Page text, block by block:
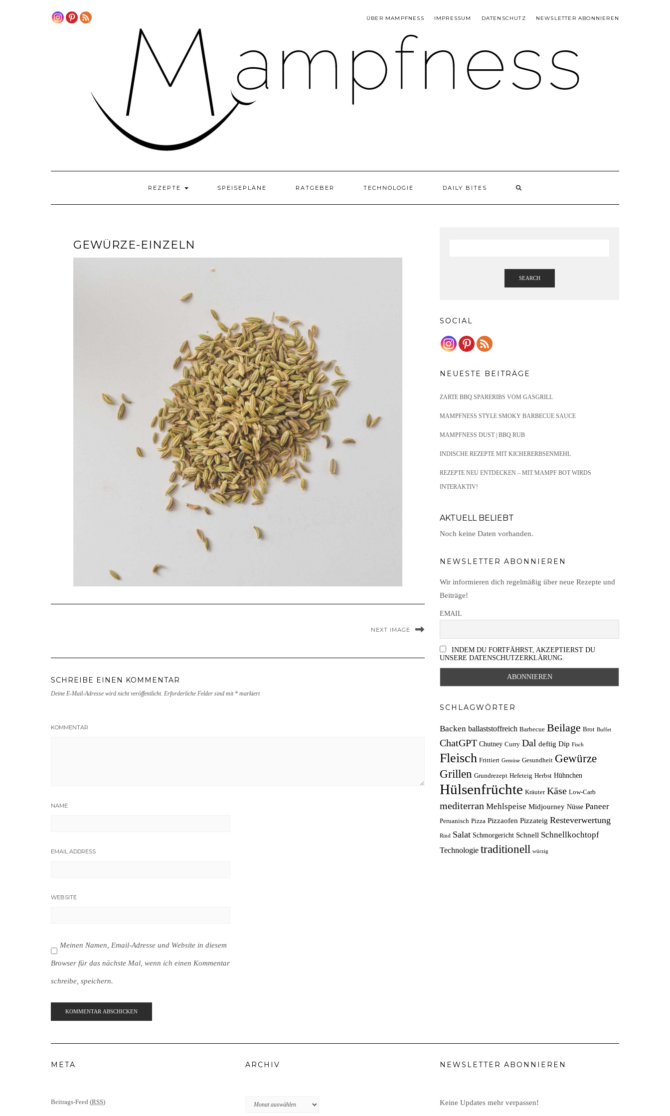
ÜBER MAMPFNESS IMPRESSUM DATENSCHUTZ NEWSLETTER ABONNIEREN
REZEPTE SPEISEPLÄNE RATGEBER TECHNOLOGIE DAILY BITES
GEWÜRZE-EINZELN
NEXT IMAGE
SCHREIBE EINEN KOMMENTAR
Deine E-Mail-Adresse wird nicht veröffentlicht. Erforderliche Felder sind mit * markiert
KOMMENTAR
NAME
EMAIL ADDRESS
WEBSITE
Meinen Namen, Email-Adresse und Website in diesem
Browser für das nächste Mal, wenn ich einen Kommentar
schreibe, speichern.
SEARCH
SOCIAL
NEUESTE BEITRÄGE
ZARTE BBQ SPARERIBS VOM GASGRILL
MAMPFNESS STYLE SMOKY BARBECUE SAUCE
MAMPFNESS DUST | BBQ RUB
INDISCHE REZEPTE MIT KICHERERBSENMEHL
REZEPTE NEU ENTDECKEN – MIT MAMPF BOT WIRDS
INTERAKTIV!
AKTUELL BELIEBT
Noch keine Daten vorhanden.
NEWSLETTER ABONNIEREN
Wir informieren dich regelmäßig über neue Rezepte und
Beiträge!
EMAIL
INDEM DU FORTFÄHRST, AKZEPTIERST DU
UNSERE DATENSCHUTZERKLÄRUNG.
SCHLAGWÖRTER
Backen ballaststoffreich Barbecue Beilage Brot Buffet
ChatGPT Chutney Curry Dal deftig Dip Fisch
Fleisch Frittiert Gemüse Gesundheit Gewürze
Grillen Grundrezept Hefeteig Herbst Hühnchen
Hülsenfrüchte Kräuter Käse Low-Carb
mediterran Mehlspeise Midjourney Nüsse Paneer
Peruanisch Pizza Pizzaofen Pizzateig Resteverwertung
Rind Salat Schmorgericht Schnell Schnellkochtopf
Technologie traditionell würzig
META
Beitrags-Feed (RSS)
ARCHIV
Archiv
NEWSLETTER ABONNIEREN
Keine Updates mehr verpassen!